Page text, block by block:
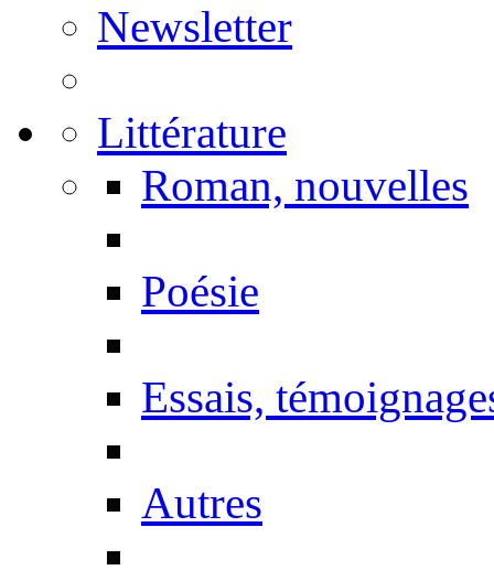
Newsletter
Littérature
Roman, nouvelles
Poésie
Essais,
Autres